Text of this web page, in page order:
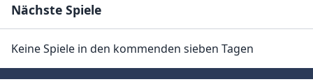
Nächste Spiele
Keine Spiele in den kommenden sieben Tagen